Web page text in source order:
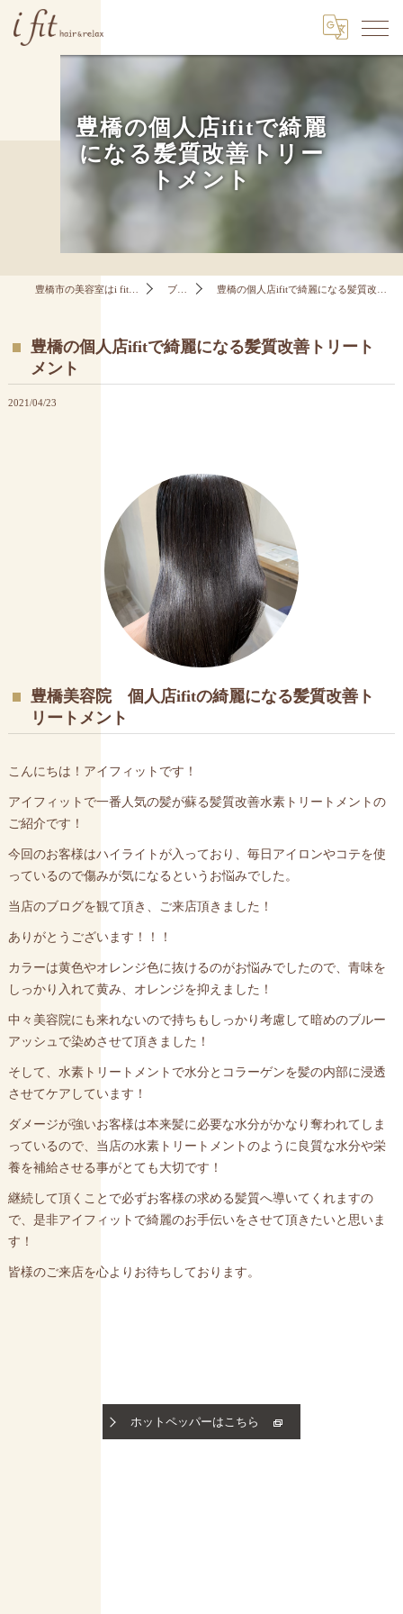
豊橋の個人店ifitで綺麗
になる髪質改善トリー
トメント
豊橋市の美容室はi fit hair&relax ブログ 豊橋の個人店ifitで綺麗になる髪質改善トリートメント
豊橋の個人店ifitで綺麗になる髪質改善トリート
メント
2021/04/23
豊橋美容院 個人店ifitの綺麗になる髪質改善ト
リートメント
こんにちは！アイフィットです！
アイフィットで一番人気の髪が蘇る髪質改善水素トリートメントの
ご紹介です！
今回のお客様はハイライトが入っており、毎日アイロンやコテを使
っているので傷みが気になるというお悩みでした。
当店のブログを観て頂き、ご来店頂きました！
ありがとうございます！！！
カラーは黄色やオレンジ色に抜けるのがお悩みでしたので、青味を
しっかり入れて黄み、オレンジを抑えました！
中々美容院にも来れないので持ちもしっかり考慮して暗めのブルー
アッシュで染めさせて頂きました！
そして、水素トリートメントで水分とコラーゲンを髪の内部に浸透
させてケアしています！
ダメージが強いお客様は本来髪に必要な水分がかなり奪われてしま
っているので、当店の水素トリートメントのように良質な水分や栄
養を補給させる事がとても大切です！
継続して頂くことで必ずお客様の求める髪質へ導いてくれますの
で、是非アイフィットで綺麗のお手伝いをさせて頂きたいと思いま
す！
皆様のご来店を心よりお待ちしております。
ホットペッパーはこちら